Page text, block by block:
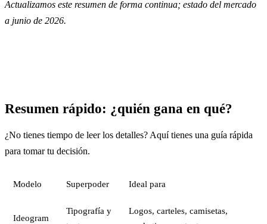
Actualizamos este resumen de forma continua; estado del mercado
a junio de 2026.
Resumen rápido: ¿quién gana en qué?
¿No tienes tiempo de leer los detalles? Aquí tienes una guía rápida
para tomar tu decisión.
Modelo Superpoder Ideal para
Ideogram
Tipografía y
Logos, carteles, camisetas,